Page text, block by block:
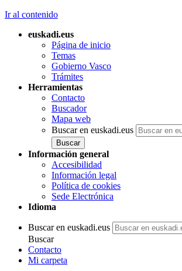
Ir al contenido
euskadi.eus
Página de inicio
Temas
Gobierno Vasco
Trámites
Herramientas
Contacto
Buscador
Mapa web
Buscar en euskadi.eus
Información general
Accesibilidad
Información legal
Política de cookies
Sede Electrónica
Idioma
Buscar en euskadi.eus
Buscar
Contacto
Mi carpeta